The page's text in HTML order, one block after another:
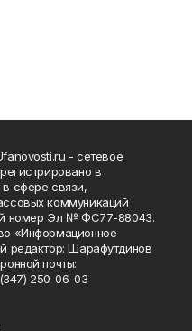
- сетевое
в
сфере связи,
коммуникаций
номер Эл № ФС77-88043.
«Информационное
редактор: Шарафутдинов
почты:
250-06-03